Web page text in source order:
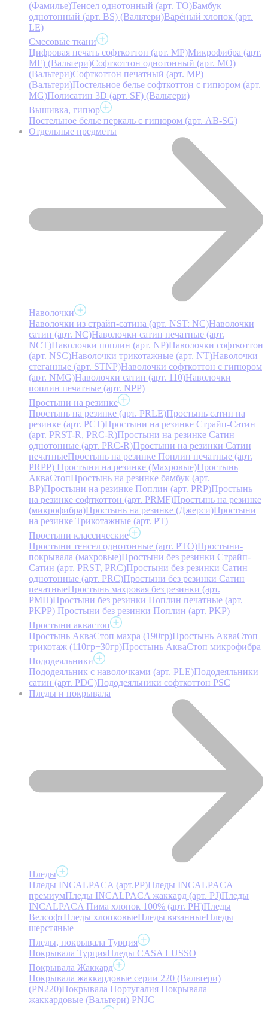
(Фамилье)Тенсел однотонный (арт. TO)Бамбук
однотонный (арт. BS) (Вальтери)Варёный хлопок (арт.
LE)
Смесовые ткани
Цифровая печать софткоттон (арт. MP)Микрофибра (арт.
MF) (Вальтери)Софткоттон однотонный (арт. MO)
(Вальтери)Софткоттон печатный (арт. MР)
(Вальтери)Постельное белье софткоттон с гипюром (арт.
MG)Полисатин 3D (арт. SF) (Вальтери)
Вышивка, гипюр
Постельное белье перкаль с гипюром (арт. AB-SG)
Отдельные предметы
Наволочки
Наволочки из страйп-сатина (арт. NST: NC)Наволочки
сатин (арт. NC)Наволочки сатин печатные (арт.
NCT)Наволочки поплин (арт. NP)Наволочки софткоттон
(арт. NSC)Наволочки трикотажные (арт. NT)Наволочки
стеганные (арт. STNP)Наволочки софткоттон с гипюром
(арт. NMG)Наволочки сатин (арт. 110)Наволочки
поплин печатные (арт. NPP)
Простыни на резинке
Простынь на резинке (арт. PRLE)Простынь сатин на
резинке (арт. PCT)Простыни на резинке Страйп-Сатин
(арт. PRST-R, PRC-R)Простыни на резинке Сатин
однотонные (арт. PRC-R)Простыни на резинки Сатин
печатныеПростынь на резинке Поплин печатные (арт.
PRPP) Простыни на резинке (Махровые)Простынь
АкваСтопПростынь на резинке бамбук (арт.
BP)Простыни на резинке Поплин (арт. PRP)Простынь
на резинке софткоттон (арт. PRMF)Простынь на резинке
(микрофибра)Простынь на резинке (Джерси)Простыни
на резинке Трикотажные (арт. РТ)
Простыни классические
Простыни тенсел однотонные (арт. PTO)Простыни-
покрывала (махровые)Простыни без резинки Страйп-
Сатин (арт. PRST, PRC)Простыни без резинки Сатин
однотонные (арт. PRC)Простыни без резинки Сатин
печатныеПростынь махровая без резинки (арт.
PMH)Простыни без резинки Поплин печатные (арт.
PKPP) Простыни без резинки Поплин (арт. PKP)
Простыни аквастоп
Простынь АкваСтоп махра (190гр)Простынь АкваСтоп
трикотаж (110гр+30гр)Простынь АкваСтоп микрофибра
Пододеяльники
Пододеяльник с наволочками (арт. PLE)Пододеяльники
сатин (арт. PDC)Пододеяльники софткоттон PSC
Пледы и покрывала
Пледы
Пледы INCALPACA (арт.PP)Пледы INCALPACA
премиумПледы INCALPACA жаккард (арт. PJ)Пледы
INCALPACA Пима хлопок 100% (арт. PH)Пледы
ВелсофтПледы хлопковыеПледы вязанныеПледы
шерстяные
Пледы, покрывала Турция
Покрывала ТурцияПледы CASA LUSSO
Покрывала Жаккард
Покрывала жаккардовые серии 220 (Вальтери)
(PN220)Покрывала Португалия Покрывала
жаккардовые (Вальтери) PNJC